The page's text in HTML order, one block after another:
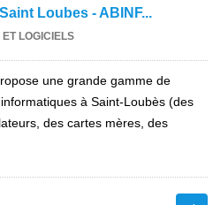
Loubes - ABINF...
ET LOGICIELS
une grande gamme de
à Saint-Loubès (des
des cartes mères, des